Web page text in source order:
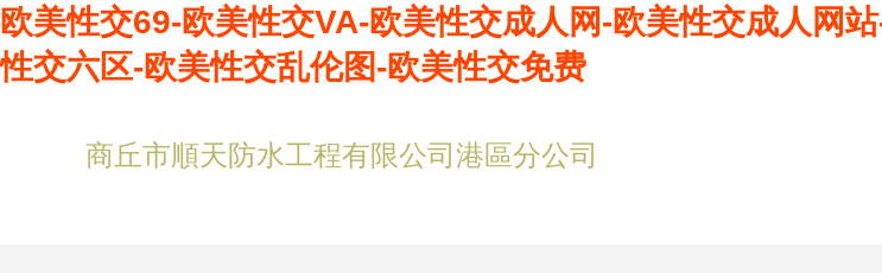
欧美性交69-欧美性交VA-欧美性交成人网-欧美性交成人网
性交六区-欧美性交乱伦图-欧美性交免费
商丘市順天防水工程有限公司港區分公司